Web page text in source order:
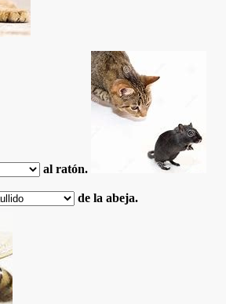
al ratón.
de la abeja.